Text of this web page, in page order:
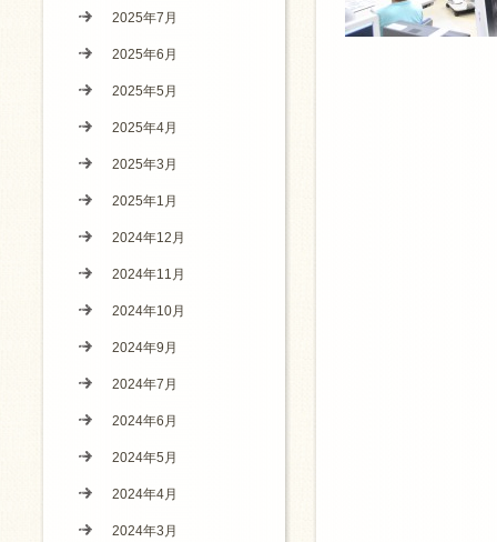
2025年7月
2025年6月
2025年5月
2025年4月
2025年3月
2025年1月
2024年12月
2024年11月
2024年10月
2024年9月
2024年7月
2024年6月
2024年5月
2024年4月
2024年3月